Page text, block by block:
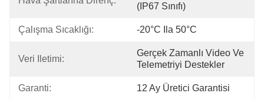
(IP67 Sınıfı)
Çalışma Sıcaklığı: -20°C Ila 50°C
Veri Iletimi:
Gerçek Zamanlı Video Ve
Telemetriyi Destekler
Garanti: 12 Ay Üretici Garantisi